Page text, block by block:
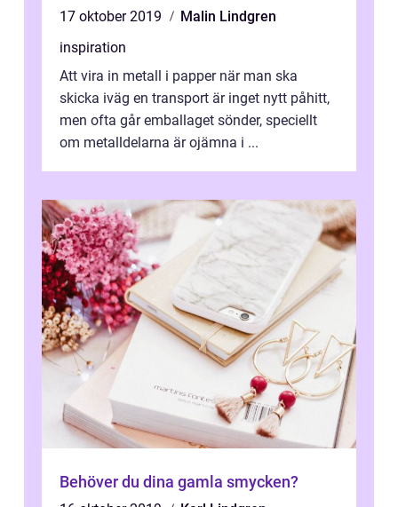
17 oktober 2019
Malin Lindgren
inspiration
Att vira in metall i papper när man ska
skicka iväg en transport är inget nytt påhitt,
men ofta går emballaget sönder, speciellt
om metalldelarna är ojämna i ...
Behöver du dina gamla smycken?